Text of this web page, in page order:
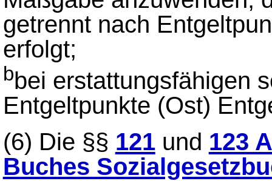
getrennt nach
erfolgt;
bbei erstattungsfähigen
Entgeltpunkte (Ost)
(6) Die §§ 121und 123
Buches